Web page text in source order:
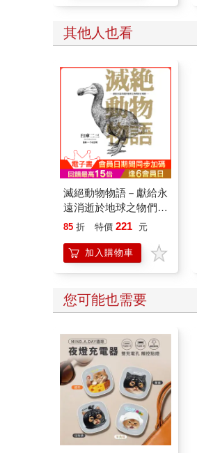
其他人也看
滅絕動物物語－獻給永
遠消逝於地球之物們的
安魂曲－（１）
85 折 特價 221 元
加入購物車
您可能也需要